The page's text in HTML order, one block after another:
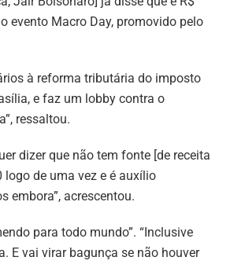
evento Macro Day, promovido pelo
à reforma tributária do imposto
e faz um lobby contra o
ressaltou.
dizer que não tem fonte [de receita
de uma vez e é auxílio
embora”, acrescentou.
para todo mundo”. “Inclusive
E vai virar bagunça se não houver